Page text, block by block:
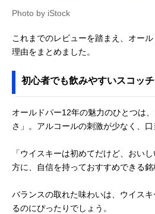
Photo by iStock
これまでのレビューを踏まえ、オー
理由をまとめました。
初心者でも飲みやすいスコッ
オールドパー12年の魅力のひとつは
さ」。アルコールの刺激が少なく、口
「ウイスキーは初めてだけど、おい
方に、自信を持っておすすめできる銘
バランスの取れた味わいは、ウイス
るのにぴったりでしょう。